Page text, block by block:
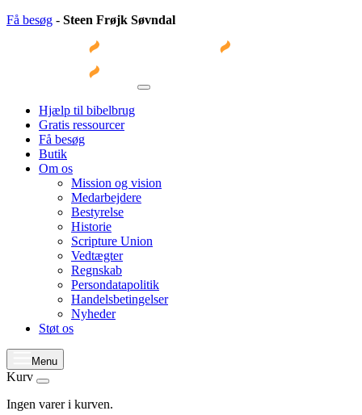
Få besøg - Steen Frøjk Søvndal
Hjælp til bibelbrug
Gratis ressourcer
Få besøg
Butik
Om os
Mission og vision
Medarbejdere
Bestyrelse
Historie
Scripture Union
Vedtægter
Regnskab
Persondatapolitik
Handelsbetingelser
Nyheder
Støt os
Menu
Kurv
Ingen varer i kurven.